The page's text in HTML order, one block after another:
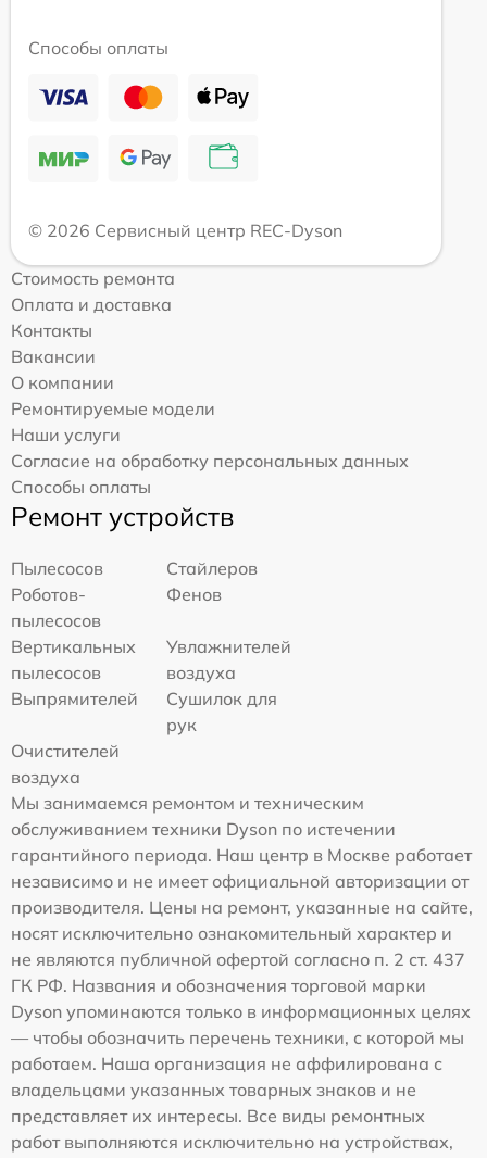
Способы оплаты
© 2026 Сервисный центр REC-Dyson
Стоимость ремонта
Оплата и доставка
Контакты
Вакансии
О компании
Ремонтируемые модели
Наши услуги
Согласие на обработку персональных данных
Способы оплаты
Ремонт устройств
Пылесосов
Стайлеров
Роботов-
пылесосов
Фенов
Вертикальных
пылесосов
Увлажнителей
воздуха
Выпрямителей
Сушилок для
рук
Очистителей
воздуха
Мы занимаемся ремонтом и техническим
обслуживанием техники Dyson по истечении
гарантийного периода. Наш центр в Москве работает
независимо и не имеет официальной авторизации от
производителя. Цены на ремонт, указанные на сайте,
носят исключительно ознакомительный характер и
не являются публичной офертой согласно п. 2 ст. 437
ГК РФ. Названия и обозначения торговой марки
Dyson упоминаются только в информационных целях
— чтобы обозначить перечень техники, с которой мы
работаем. Наша организация не аффилирована с
владельцами указанных товарных знаков и не
представляет их интересы. Все виды ремонтных
работ выполняются исключительно на устройствах,